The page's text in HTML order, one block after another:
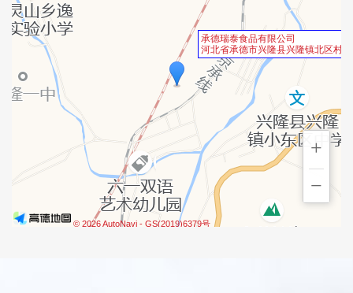
承德瑞泰食品有限公司
河北省承德市兴隆县兴隆镇北区村
+
−
© 2026 AutoNavi - GS(2019)6379号